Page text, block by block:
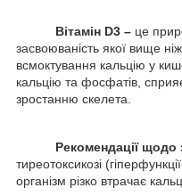
Вітамін D3 – це
засвоюваність якої вище
всмоктування кальцію у
кальцію та фосфатів,
зростанню скелета.
Рекомендації щодо
тиреотоксикозі
організм різко втрачає